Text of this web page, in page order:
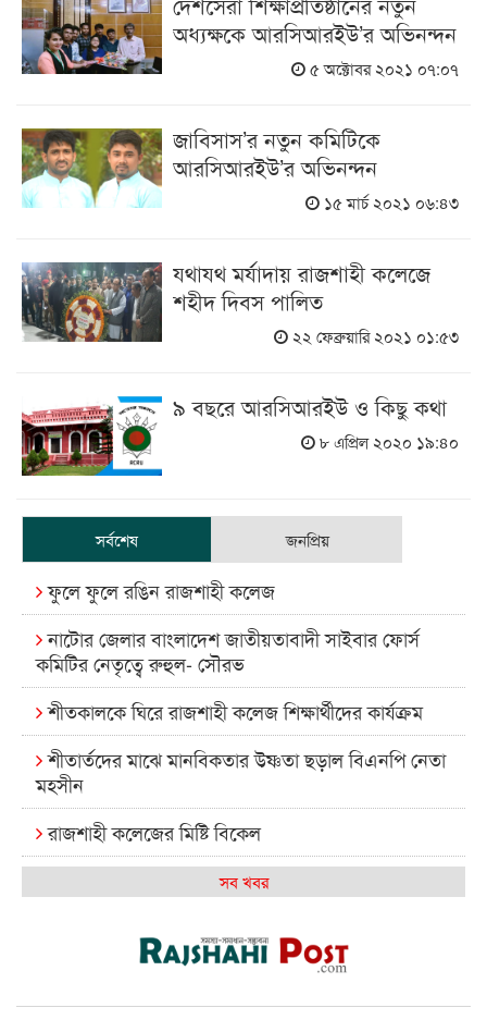
অধ্যক্ষকে আরসিআরইউ’র অভিনন্দন
৫ অক্টোবর ২০২১ ০৭:০৭
জাবিসাস’র নতুন কমিটিকে
আরসিআরইউ’র অভিনন্দন
১৫ মার্চ ২০২১ ০৬:৪৩
যথাযথ মর্যাদায় রাজশাহী কলেজে
শহীদ দিবস পালিত
২২ ফেব্রুয়ারি ২০২১ ০১:৫৩
৯ বছরে আরসিআরইউ ও কিছু কথা
৮ এপ্রিল ২০২০ ১৯:৪০
সর্বশেষ জনপ্রিয়
ফুলে ফুলে রঙিন রাজশাহী কলেজ
নাটোর জেলার বাংলাদেশ জাতীয়তাবাদী সাইবার ফোর্স
কমিটির নেতৃত্বে রুহুল- সৌরভ
শীতকালকে ঘিরে রাজশাহী কলেজ শিক্ষার্থীদের কার্যক্রম
শীতার্তদের মাঝে মানবিকতার উষ্ণতা ছড়াল বিএনপি নেতা
মহসীন
রাজশাহী কলেজের মিষ্টি বিকেল
কেমন আছে আমাদের দেশের মধ্যবিত্তরা
রাজশাইন একাডেমির ফল প্রকাশ ও পুরস্কার বিতরণ
সব খবর